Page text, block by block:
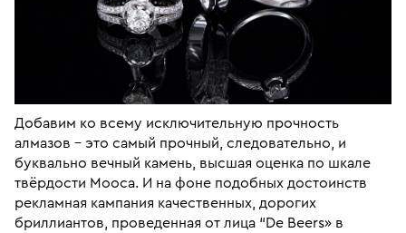
Добавим ко всему исключительную прочность
алмазов – это самый прочный, следовательно, и
буквально вечный камень, высшая оценка по шкале
твёрдости Мооса. И на фоне подобных достоинств
рекламная кампания качественных, дорогих
бриллиантов, проведенная от лица “De Beers» в